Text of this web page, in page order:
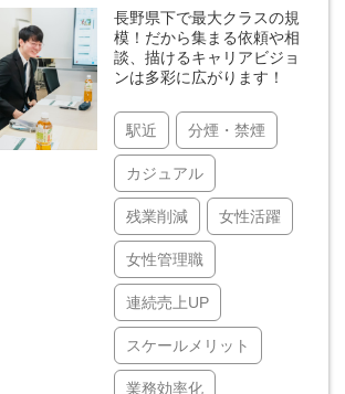
長野県下で最大クラスの規
模！だから集まる依頼や相
談、描けるキャリアビジョ
ンは多彩に広がります！
駅近 分煙・禁煙
カジュアル
残業削減 女性活躍
女性管理職
連続売上UP
スケールメリット
業務効率化